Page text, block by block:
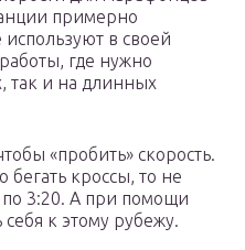
примерно
в своей
где нужно
так и на длинных
«пробить» скорость.
бегать кроссы, то не
по 3:20. А при помощи
к этому рубежу.